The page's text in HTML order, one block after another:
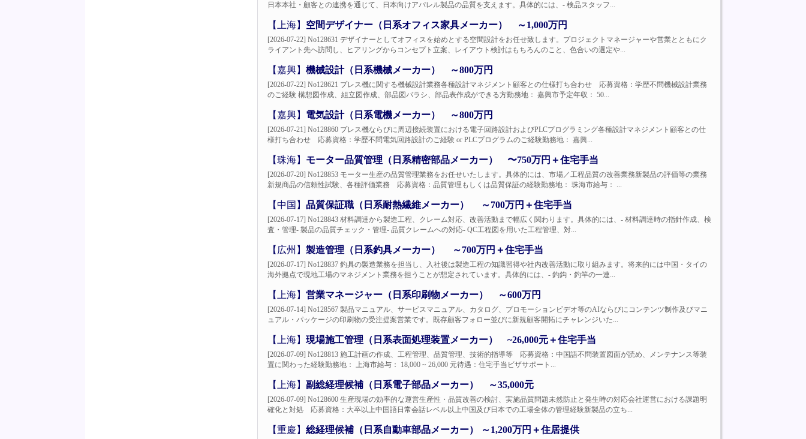
日本本社・顧客との連携を通じて、日本向けアパレル製品の品質を支えます。具体的には、- 検品スタッフ...
【上海】 空間デザイナー（日系オフィス家具メーカー） ～1,000万円
[2026-07-22] No128631 デザイナーとしてオフィスを始めとする空間設計をお任せ致します。プロジェクトマネージャーや営業とともにク
ライアント先へ訪問し、ヒアリングからコンセプト立案、レイアウト検討はもちろんのこと、色合いの選定や...
【嘉興】 機械設計（日系機械メーカー） ～800万円
[2026-07-22] No128621 プレス機に関する機械設計業務各種設計マネジメント顧客との仕様打ち合わせ 応募資格：学歴不問機械設計業務
のご経験 構想図作成、組立図作成、部品図バラシ、部品表作成ができる方勤務地： 嘉興市予定年収： 50...
【嘉興】 電気設計（日系電機メーカー） ～800万円
[2026-07-21] No128860 プレス機ならびに周辺接続装置における電子回路設計およびPLCプログラミング各種設計マネジメント顧客との仕
様打ち合わせ 応募資格：学歴不問電気回路設計のご経験 or PLCプログラムのご経験勤務地： 嘉興...
【珠海】 モーター品質管理（日系精密部品メーカー） 〜750万円＋住宅手当
[2026-07-20] No128853 モーター生産の品質管理業務をお任せいたします。具体的には、市場／工程品質の改善業務新製品の評価等の業務
新規商品の信頼性試験、各種評価業務 応募資格：品質管理もしくは品質保証の経験勤務地： 珠海市給与： ...
【中国】 品質保証職（日系耐熱繊維メーカー） ～700万円＋住宅手当
[2026-07-17] No128843 材料調達から製造工程、クレーム対応、改善活動まで幅広く関わります。具体的には、- 材料調達時の指針作成、検
査・管理- 製品の品質チェック・管理- 品質クレームへの対応- QC工程図を用いた工程管理、対...
【広州】 製造管理（日系釣具メーカー） ～700万円＋住宅手当
[2026-07-17] No128837 釣具の製造業務を担当し、入社後は製造工程の知識習得や社内改善活動に取り組みます。将来的には中国・タイの
海外拠点で現地工場のマネジメント業務を担うことが想定されています。具体的には、- 釣鈎・釣竿の一連...
【上海】 営業マネージャー（日系印刷物メーカー） ～600万円
[2026-07-14] No128567 製品マニュアル、サービスマニュアル、カタログ、プロモーションビデオ等のAIならびにコンテンツ制作及びマニ
ュアル・パッケージの印刷物の受注提案営業です。既存顧客フォロー並びに新規顧客開拓にチャレンジいた...
【上海】 現場施工管理（日系表面処理装置メーカー） ~26,000元＋住宅手当
[2026-07-09] No128813 施工計画の作成、工程管理、品質管理、技術的指導等 応募資格：中国語不問装置図面が読め、メンテナンス等装
置に関わった経験勤務地： 上海市給与： 18,000 ~ 26,000 元待遇：住宅手当ビザサポート...
【上海】 副総経理候補（日系電子部品メーカー） ～35,000元
[2026-07-09] No128600 生産現場の効率的な運営生産性・品質改善の検討、実施品質問題未然防止と発生時の対応会社運営における課題明
確化と対処 応募資格：大卒以上中国語日常会話レベル以上中国及び日本での工場全体の管理経験新製品の立ち...
【重慶】 総経理候補（日系自動車部品メーカー） ～1,200万円＋住居提供